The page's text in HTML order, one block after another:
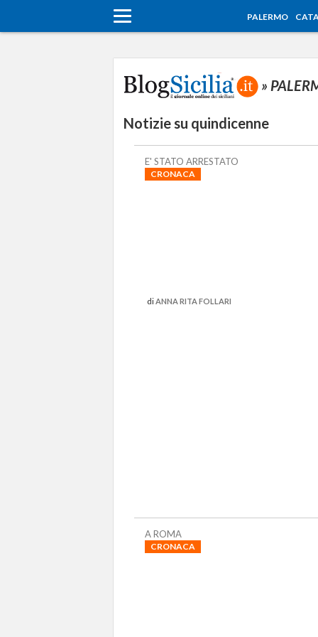
PALERMO
»
Notizie su quindicenne
E' STATO ARRESTATO
CRONACA
diANNA RITA FOLLARI
A ROMA
CRONACA